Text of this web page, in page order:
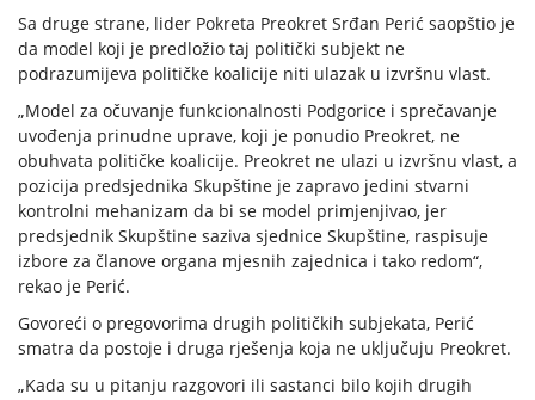
Sa druge strane, lider Pokreta Preokret Srđan Perić saopštio je
da model koji je predložio taj politički subjekt ne
podrazumijeva političke koalicije niti ulazak u izvršnu vlast.
„Model za očuvanje funkcionalnosti Podgorice i sprečavanje
uvođenja prinudne uprave, koji je ponudio Preokret, ne
obuhvata političke koalicije. Preokret ne ulazi u izvršnu vlast, a
pozicija predsjednika Skupštine je zapravo jedini stvarni
kontrolni mehanizam da bi se model primjenjivao, jer
predsjednik Skupštine saziva sjednice Skupštine, raspisuje
izbore za članove organa mjesnih zajednica i tako redom“,
rekao je Perić.
Govoreći o pregovorima drugih političkih subjekata, Perić
smatra da postoje i druga rješenja koja ne uključuju Preokret.
„Kada su u pitanju razgovori ili sastanci bilo kojih drugih